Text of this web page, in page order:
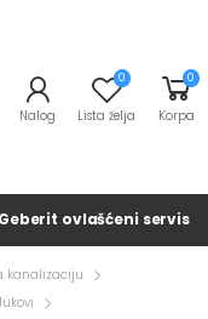
Nalog
0
Lista želja
0
Korpa
Geberit ovlašćeni servis
kanalizaciju